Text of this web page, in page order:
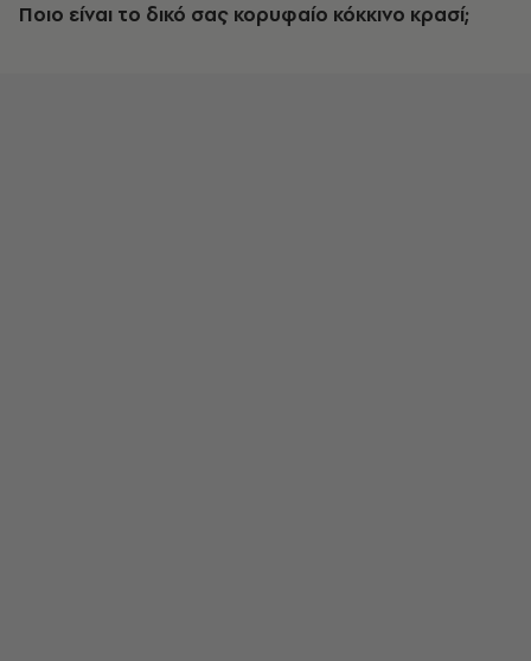
Ποιο είναι το δικό σας κορυφαίο κόκκινο κρασί;